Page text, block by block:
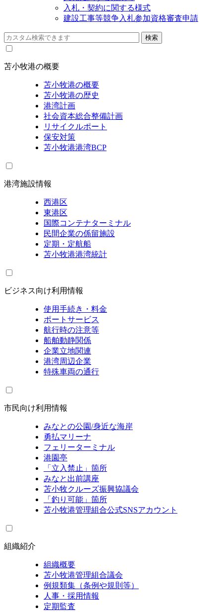
入札・契約に関する様式
建設工事等競争入札参加資格審査申請
苫小牧港の概要
苫小牧港の概要
苫小牧港の歴史
港湾計画
社会資本総合整備計画
リサイクルポート
保安対策
苫小牧港港湾BCP
港湾施設情報
西港区
東港区
国際コンテナターミナル
民間企業の係留施設
定期・定航船
苫小牧港港湾統計
ビジネス向け利用情報
使用手続き・料金
ポートサービス
航行時の注意等
船舶動静関係
企業立地関連
港湾周辺企業
特殊車両の通行
市民向け利用情報
みなとの公園/身近な海岸
勇払マリーナ
フェリーターミナル
港園亭
「立入禁止」箇所
みなと出前講座
苫小牧クルーズ振興協議会
「釣り可能」箇所
苫小牧港管理組合公式SNSアカウント
組織紹介
組織概要
苫小牧港管理組合議会
例規類集（条例や規則等）
人事・採用情報
定期監査